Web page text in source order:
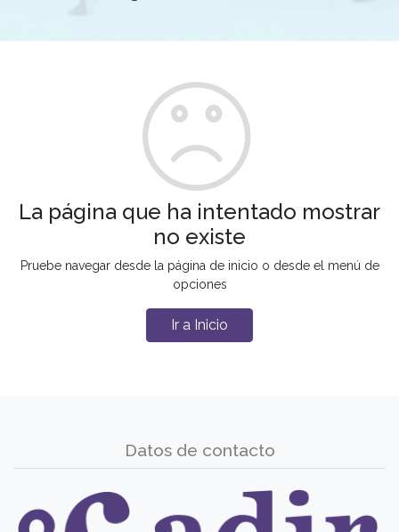
La página que ha intentado mostrar
no existe
Pruebe navegar desde la página de inicio o desde el menú de
opciones
Ir a Inicio
Datos de contacto